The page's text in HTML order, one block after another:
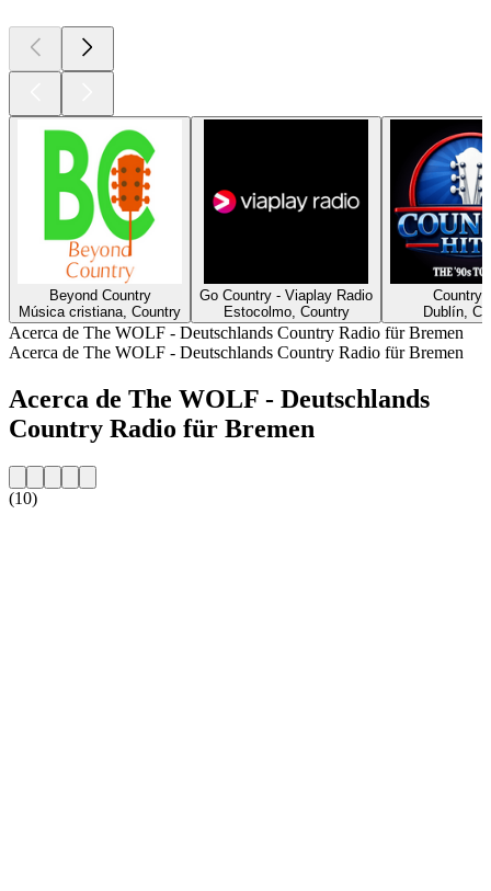
Beyond Country
Música cristiana, Country
Go Country - Viaplay Radio
Estocolmo, Country
Country
Dublín,
Acerca de The WOLF - Deutschlands Country Radio für Bremen
Acerca de The WOLF - Deutschlands Country Radio für Bremen
Acerca de The WOLF - Deutschlands
Country Radio für Bremen
(10)